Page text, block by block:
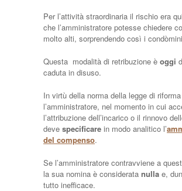
Per l’attività straordinaria il rischio era
che l’amministratore potesse chiedere
molto alti, sorprendendo così i
Questa modalità di retribuzione è oggi
caduta in disuso.
In virtù della norma della legge di riforma
l’amministratore, nel momento in cui
l’attribuzione dell’incarico o il rinnovo
deve specificare in modo analitico l’
del compenso.
Se l’amministratore contravviene a
la sua nomina è considerata nulla e,
tutto inefficace.